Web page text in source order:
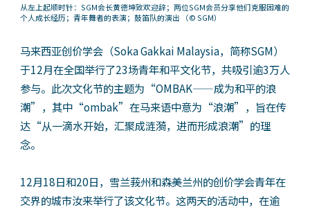
从左上起顺时针：SGM会长黄德坤致欢迎辞；两位SGM会员分享他们克服困难的
个人成长经历；青年舞者的表演；鼓笛队的演出
（©SGM）
马来西亚创价学会（Soka Gakkai Malaysia，简称SGM）
于12月在全国举行了23场青年和平文化节，共吸引逾3万人
参与。此次文化节的主题为“OMBAK——成为和平的浪
潮”，其中“ombak”在马来语中意为“浪潮”，旨在传
达“从一滴水开始，汇聚成涟漪，进而形成浪潮”的理
念。
12月18日和20日，雪兰莪州和森美兰州的创价学会青年在
交界的城市汝来举行了该文化节。这两天的活动中，在逾